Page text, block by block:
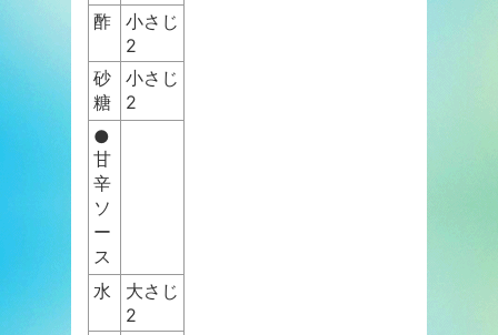
酢
小さじ
2
砂
糖
小さじ
2
●
甘
辛
ソ
ー
ス
水
大さじ
2